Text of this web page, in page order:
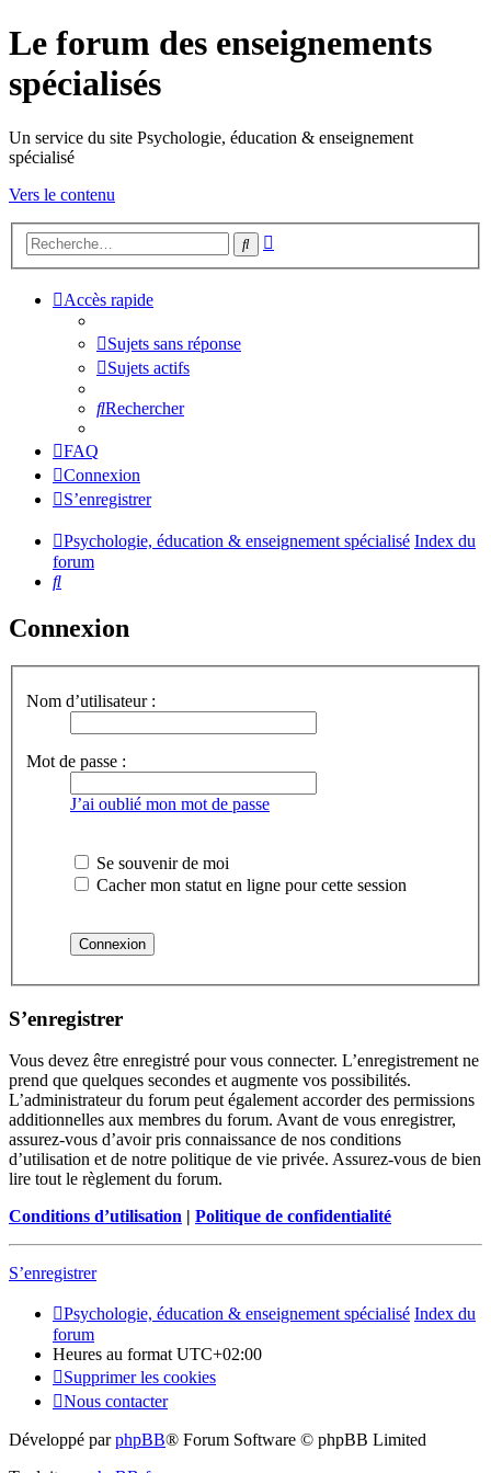
Le forum des enseignements
spécialisés
Un service du site Psychologie, éducation & enseignement
spécialisé
Vers le contenu
Rechercher
Accès rapide
Sujets sans réponse
Sujets actifs
Rechercher
FAQ
Connexion
S’enregistrer
Psychologie, éducation & enseignement spécialisé Index du
forum
Rechercher
Connexion
Nom d’utilisateur :
Mot de passe :
J’ai oublié mon mot de passe
Se souvenir de moi
Cacher mon statut en ligne pour cette session
S’enregistrer
Vous devez être enregistré pour vous connecter. L’enregistrement ne
prend que quelques secondes et augmente vos possibilités.
L’administrateur du forum peut également accorder des permissions
additionnelles aux membres du forum. Avant de vous enregistrer,
assurez-vous d’avoir pris connaissance de nos conditions
d’utilisation et de notre politique de vie privée. Assurez-vous de bien
lire tout le règlement du forum.
Conditions d’utilisation | Politique de confidentialité
S’enregistrer
Psychologie, éducation & enseignement spécialisé Index du
forum
Heures au format UTC+02:00
Supprimer les cookies
Nous contacter
Développé parphpBB® Forum Software © phpBB Limited